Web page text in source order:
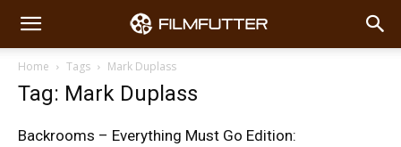
Home Tags Mark Duplass
Tag: Mark Duplass
Backrooms – Everything Must Go Edition: